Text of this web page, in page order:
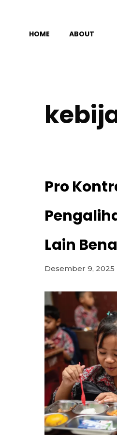
HOME ABOUT
Pro
Lain
Desember 9, 2025